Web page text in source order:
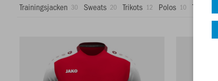
Trainingsjacken 30 Sweats 20 Trikots 12 Polos 10 T-Shirts